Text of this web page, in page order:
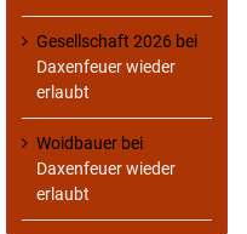
Gesellschaft 2026 bei
Daxenfeuer wieder
erlaubt
Woidbauer bei
Daxenfeuer wieder
erlaubt